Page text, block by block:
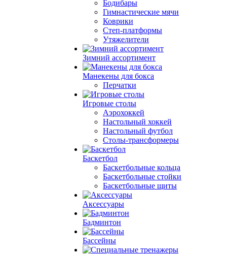
Бодибары
Гимнастические мячи
Коврики
Степ-платформы
Утяжелители
Зимний ассортимент
Манекены для бокса
Перчатки
Игровые столы
Аэрохоккей
Настольный хоккей
Настольный футбол
Столы-трансформеры
Баскетбол
Баскетбольные кольца
Баскетбольные стойки
Баскетбольные щиты
Аксессуары
Бадминтон
Бассейны